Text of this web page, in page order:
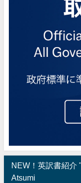
NEW！英訳書紹介
Atsumi